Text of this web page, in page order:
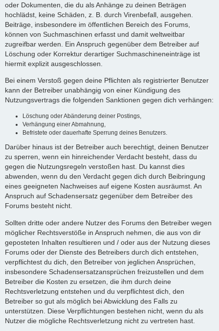
oder Dokumenten, die du als Anhänge zu deinen Beträgen
hochlädst, keine Schäden, z. B. durch Virenbefall, ausgehen.
Beiträge, insbesondere im öffentlichen Bereich des Forums,
können von Suchmaschinen erfasst und damit weltweitbar
zugreifbar werden. Ein Anspruch gegenüber dem Betreiber auf
Löschung oder Korrektur derartiger Suchmaschineneinträge ist
hiermit explizit ausgeschlossen.
Bei einem Verstoß gegen deine Pflichten als registrierter Benutzer
kann der Betreiber unabhängig von einer Kündigung des
Nutzungsvertrags die folgenden Sanktionen gegen dich verhängen:
Löschung oder Abänderung deiner Postings,
Verhängung einer Abmahnung,
Befristete oder dauerhafte Sperrung deines Benutzers.
Darüber hinaus ist der Betreiber auch berechtigt, deinen Benutzer
zu sperren, wenn ein hinreichender Verdacht besteht, dass du
gegen die Nutzungsregeln verstoßen hast. Du kannst dies
abwenden, wenn du den Verdacht gegen dich durch Beibringung
eines geeigneten Nachweises auf eigene Kosten ausräumst. An
Anspruch auf Schadensersatz gegenüber dem Betreiber des
Forums besteht nicht.
Sollten dritte oder andere Nutzer des Forums den Betreiber wegen
möglicher Rechtsverstöße in Anspruch nehmen, die aus von dir
geposteten Inhalten resultieren und / oder aus der Nutzung dieses
Forums oder der Dienste des Betreibers durch dich entstehen,
verpflichtest du dich, den Betreiber von jeglichen Ansprüchen,
insbesondere Schadensersatzansprüchen freizustellen und dem
Betreiber die Kosten zu ersetzen, die ihm durch deine
Rechtsverletzung entstehen und du verpflichtest dich, den
Betreiber so gut als möglich bei Abwicklung des Falls zu
unterstützen. Diese Verpflichtungen bestehen nicht, wenn du als
Nutzer die mögliche Rechtsverletzung nicht zu vertreten hast.